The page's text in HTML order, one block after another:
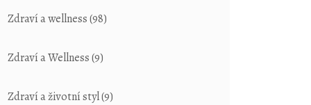
Zdraví a wellness(98)
Zdraví a Wellness(9)
Zdraví a životní styl(9)